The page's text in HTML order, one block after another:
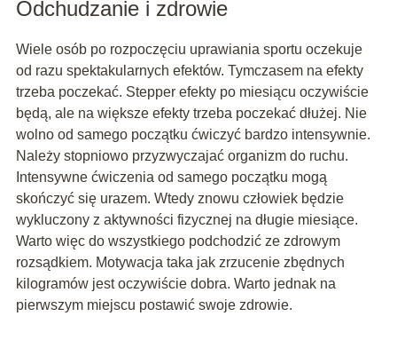
Odchudzanie i zdrowie
Wiele osób po rozpoczęciu uprawiania sportu oczekuje
od razu spektakularnych efektów. Tymczasem na efekty
trzeba poczekać. Stepper efekty po miesiącu oczywiście
będą, ale na większe efekty trzeba poczekać dłużej. Nie
wolno od samego początku ćwiczyć bardzo intensywnie.
Należy stopniowo przyzwyczajać organizm do ruchu.
Intensywne ćwiczenia od samego początku mogą
skończyć się urazem. Wtedy znowu człowiek będzie
wykluczony z aktywności fizycznej na długie miesiące.
Warto więc do wszystkiego podchodzić ze zdrowym
rozsądkiem. Motywacja taka jak zrzucenie zbędnych
kilogramów jest oczywiście dobra. Warto jednak na
pierwszym miejscu postawić swoje zdrowie.